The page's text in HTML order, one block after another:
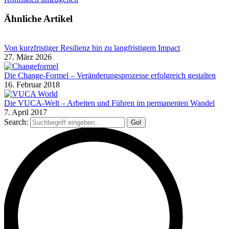
Ähnliche Artikel
Von kurzfristiger Resilienz hin zu langfristigem Impact
27. März 2026
Die Change-Formel – Veränderungsprozesse erfolgreich gestalten
16. Februar 2018
Die VUCA-Welt – Arbeiten und Führen im permanenten Wandel
7. April 2017
Search: